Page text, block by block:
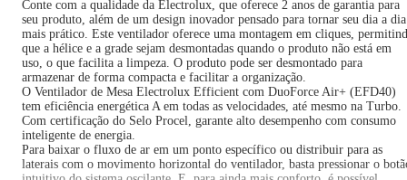
Conte com a qualidade da Electrolux, que oferece 2 anos de garantia para
seu produto, além de um design inovador pensado para tornar seu dia a dia
mais prático. Este ventilador oferece uma montagem em cliques,
que a hélice e a grade sejam desmontadas quando o produto não está em
uso, o que facilita a limpeza. O produto pode ser desmontado para
armazenar de forma compacta e facilitar a organização.
O Ventilador de Mesa Electrolux Efficient com DuoForce Air+ (EFD40)
tem eficiência energética A em todas as velocidades, até mesmo na Turbo.
Com certificação do Selo Procel, garante alto desempenho com consumo
inteligente de energia.
Para baixar o fluxo de ar em um ponto específico ou distribuir para as
laterais com o movimento horizontal do ventilador, basta pressionar o